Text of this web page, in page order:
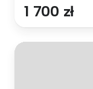
1 700 zł